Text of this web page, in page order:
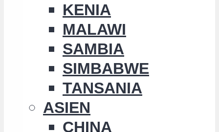
KENIA
MALAWI
SAMBIA
SIMBABWE
TANSANIA
ASIEN
CHINA